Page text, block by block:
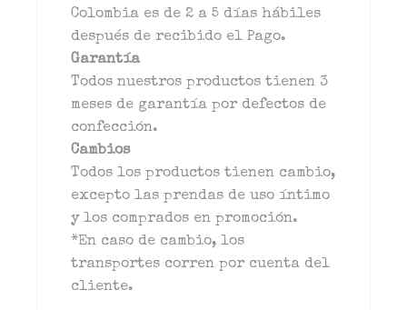
Colombia es de 2 a 5 días hábiles
después de recibido el Pago.
Garantía
Todos nuestros productos tienen 3
meses de garantía por defectos de
confección.
Cambios
Todos los productos tienen cambio,
excepto las prendas de uso íntimo
y los comprados en promoción.
*En caso de cambio, los
transportes corren por cuenta del
cliente.